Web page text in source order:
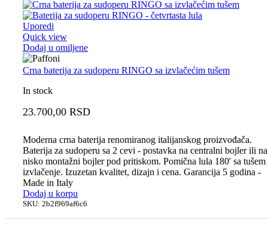
Uporedi
Quick view
Dodaj u omiljene
Crna baterija za sudoperu RINGO sa izvlačećim tušem
In stock
23.700,00 RSD
Moderna crna baterija renomiranog italijanskog proizvođača.
Baterija za sudoperu sa 2 cevi - postavka na centralni bojler ili na
nisko montažni bojler pod pritiskom. Pomična lula 180' sa tušem
izvlačenje. Izuzetan kvalitet, dizajn i cena. Garancija 5 godina -
Made in Italy
Dodaj u korpu
SKU: 2b2f969af6c6